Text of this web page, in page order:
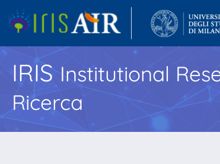
IRISInstitutional
Ricerca